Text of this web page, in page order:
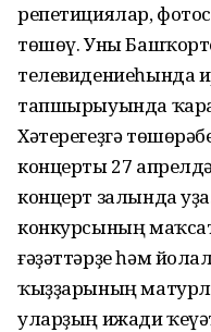
репетициялар,
төшөү. Уны
телевидениеһында
тапшырыуында
Хәтерегеҙгә
концерты 27
концерт залында
конкурсының
ғәҙәттәрҙе һәм
ҡыҙҙарының
уларҙың ижади